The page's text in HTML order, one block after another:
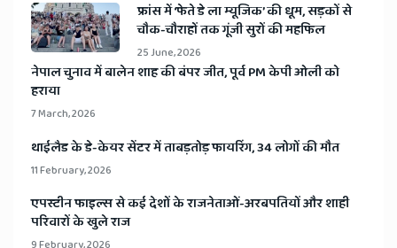
​फ्रांस में ‘फेते डे ला म्यूजिक’ की धूम, सड़कों से
चौक-चौराहों तक गूंजी सुरों की महफिल
25 June, 2026
​नेपाल चुनाव में बालेन शाह की बंपर जीत, पूर्व PM केपी ओली को
हराया
7 March, 2026
​थाईलैड के डे-केयर सेंटर में ताबड़तोड़ फायरिंग, 34 लोगों की मौत
11 February, 2026
​एपस्टीन फाइल्स से कई देशों के राजनेताओं-अरबपतियों और शाही
परिवारों के खुले राज